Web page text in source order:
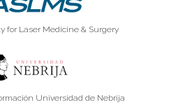
for Laser Medicine & Surgery
Universidad de Nebrija